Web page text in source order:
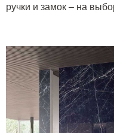
ручки и замок – на